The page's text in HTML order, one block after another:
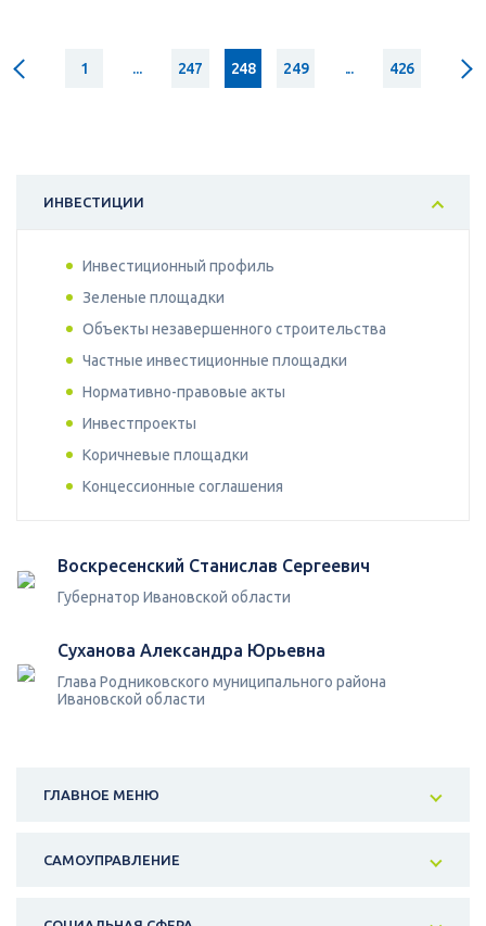
1 ... 247 248 249 ... 426
ИНВЕСТИЦИИ
Инвестиционный профиль
Зеленые площадки
Объекты незавершенного строительства
Частные инвестиционные площадки
Нормативно-правовые акты
Инвестпроекты
Коричневые площадки
Концессионные соглашения
Воскресенский Станислав Сергеевич
Губернатор Ивановской области
Суханова Александра Юрьевна
Глава Родниковского муниципального района
Ивановской области
ГЛАВНОЕ МЕНЮ
САМОУПРАВЛЕНИЕ